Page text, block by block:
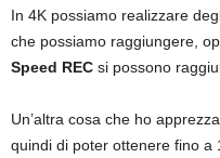
In 4K possiamo realizzare
che possiamo raggiungere,
Speed REC si possono
Un’altra cosa che ho
quindi di poter ottenere fino a